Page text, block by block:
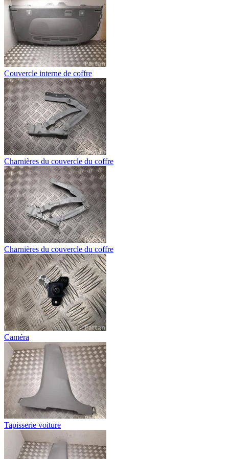
Couvercle interne de coffre
Charnières du couvercle du coffre
Charnières du couvercle du coffre
Caméra
Tapisserie voiture